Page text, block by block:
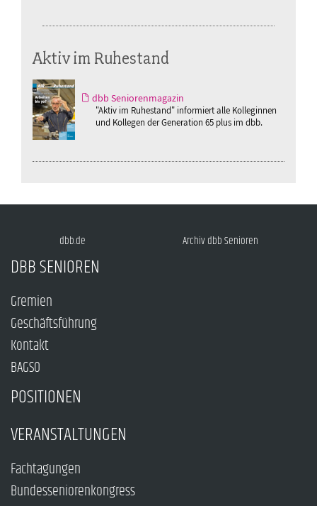
Aktiv im Ruhestand
dbb Seniorenmagazin
"Aktiv im Ruhestand" informiert alle Kolleginnen
und Kollegen der Generation 65 plus im dbb.
dbb.de Archiv dbb Senioren
DBB SENIOREN
Gremien
Geschäftsführung
Kontakt
BAGSO
POSITIONEN
VERANSTALTUNGEN
Fachtagungen
Bundesseniorenkongress